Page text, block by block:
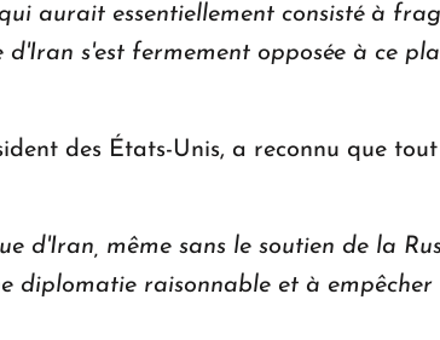
aurait essentiellement consisté à
s'est fermement opposée à ce
des États-Unis, a reconnu que
d'Iran, même sans le soutien de la
diplomatie raisonnable et à